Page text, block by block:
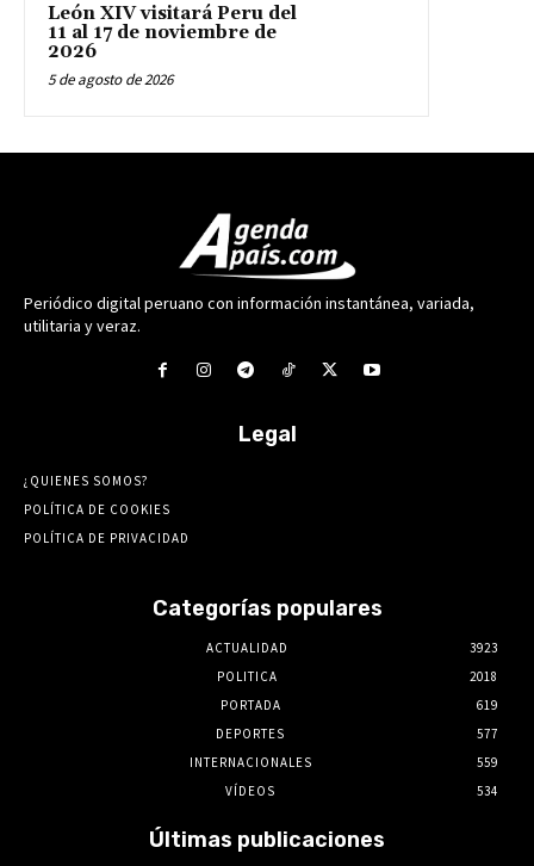
León XIV visitará Peru del
11 al 17 de noviembre de
2026
5 de agosto de 2026
Periódico digital peruano con información instantánea, variada,
utilitaria y veraz.
Legal
¿QUIENES SOMOS?
POLÍTICA DE COOKIES
POLÍTICA DE PRIVACIDAD
Categorías populares
ACTUALIDAD
3923
POLITICA
2018
PORTADA
619
DEPORTES
577
INTERNACIONALES
559
VÍDEOS
534
Últimas publicaciones